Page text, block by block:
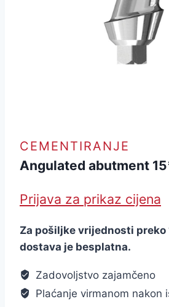
CEMENTIRANJE
Angulated abutment
Prijava za prikaz cijena
Za pošiljke vrijednosti preko
dostava je besplatna.
Zadovoljstvo zajamčeno
Plaćanje virmanom nakon